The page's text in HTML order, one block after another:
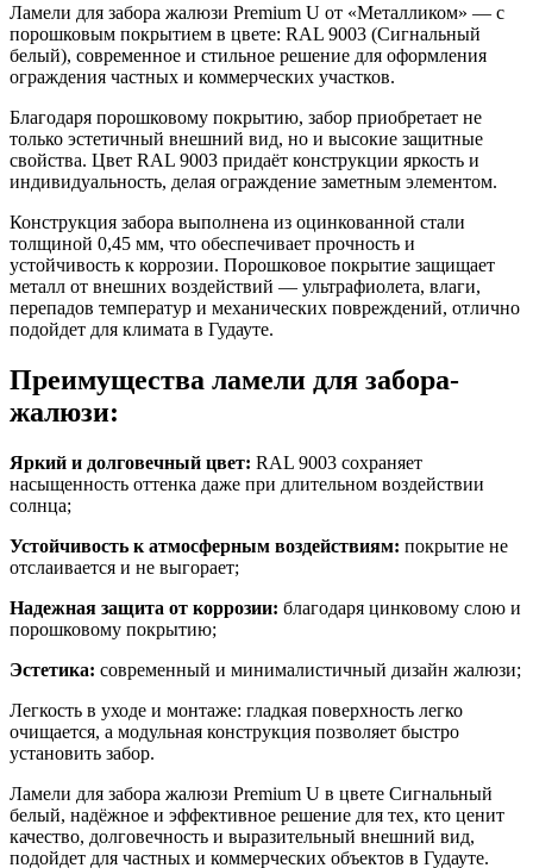
Ламели для забора жалюзи Premium U от «Металликом» — с
порошковым покрытием в цвете: RAL 9003 (Сигнальный
белый), современное и стильное решение для оформления
ограждения частных и коммерческих участков.
Благодаря порошковому покрытию, забор приобретает не
только эстетичный внешний вид, но и высокие защитные
свойства. Цвет RAL 9003 придаёт конструкции яркость и
индивидуальность, делая ограждение заметным элементом.
Конструкция забора выполнена из оцинкованной стали
толщиной 0,45 мм, что обеспечивает прочность и
устойчивость к коррозии. Порошковое покрытие защищает
металл от внешних воздействий — ультрафиолета, влаги,
перепадов температур и механических повреждений, отлично
подойдет для климата в Гудауте.
Преимущества ламели для забора-
жалюзи:
Яркий и долговечный цвет: RAL 9003 сохраняет
насыщенность оттенка даже при длительном воздействии
солнца;
Устойчивость к атмосферным воздействиям: покрытие не
отслаивается и не выгорает;
Надежная защита от коррозии: благодаря цинковому слою и
порошковому покрытию;
Эстетика: современный и минималистичный дизайн жалюзи;
Легкость в уходе и монтаже: гладкая поверхность легко
очищается, а модульная конструкция позволяет быстро
установить забор.
Ламели для забора жалюзи Premium U в цвете Сигнальный
белый, надёжное и эффективное решение для тех, кто ценит
качество, долговечность и выразительный внешний вид,
подойдет для частных и коммерческих объектов в Гудауте.